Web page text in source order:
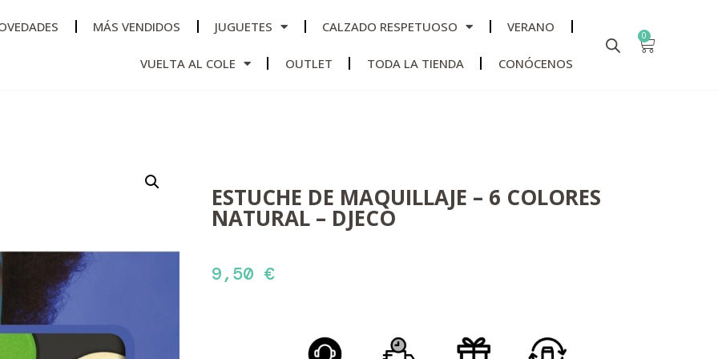
MÁS VENDIDOS JUGUETES CALZADO RESPETUOSO VERANO
VUELTA AL COLE OUTLET TODA LA TIENDA CONÓCENOS
0
ESTUCHE DE MAQUILLAJE – 6 COLORES
NATURAL – DJECO
9,50 €